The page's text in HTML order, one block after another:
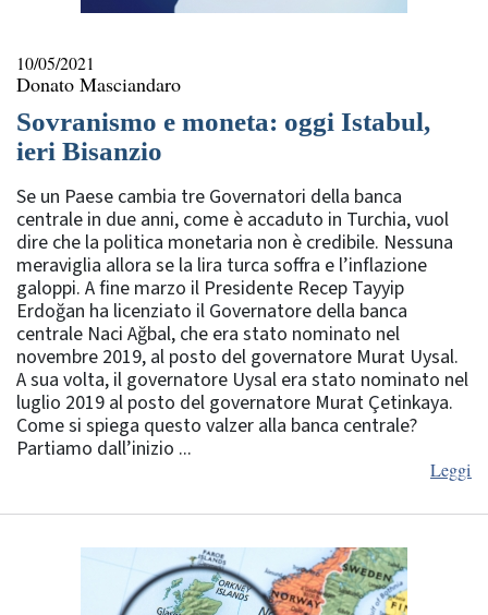
10/05/2021
Donato Masciandaro
Sovranismo e moneta: oggi Istabul,
ieri Bisanzio
Se un Paese cambia tre Governatori della banca
centrale in due anni, come è accaduto in Turchia, vuol
dire che la politica monetaria non è credibile. Nessuna
meraviglia allora se la lira turca soffra e l’inflazione
galoppi. A fine marzo il Presidente Recep Tayyip
Erdoğan ha licenziato il Governatore della banca
centrale Naci Ağbal, che era stato nominato nel
novembre 2019, al posto del governatore Murat Uysal.
A sua volta, il governatore Uysal era stato nominato nel
luglio 2019 al posto del governatore Murat Çetinkaya.
Come si spiega questo valzer alla banca centrale?
Partiamo dall’inizio ...
Leggi